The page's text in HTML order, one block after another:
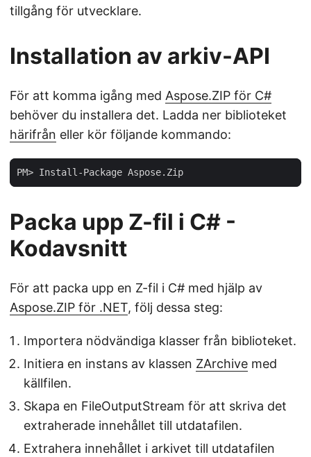
tillgång för utvecklare.
Installation av arkiv-API
För att komma igång med Aspose.ZIP för C#
behöver du installera det. Ladda ner biblioteket
härifrån eller kör följande kommando:
Packa upp Z-fil i C# -
Kodavsnitt
För att packa upp en Z-fil i C# med hjälp av
Aspose.ZIP för .NET, följ dessa steg:
Importera nödvändiga klasser från biblioteket.
Initiera en instans av klassen ZArchive med
källfilen.
Skapa en FileOutputStream för att skriva det
extraherade innehållet till utdatafilen.
Extrahera innehållet i arkivet till utdatafilen